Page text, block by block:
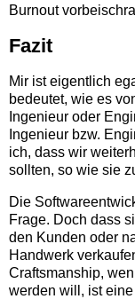
Burnout
Fazit
Mir ist eigentlich
bedeutet, wie es
Ingenieur oder
Ingenieur bzw.
ich, dass wir
sollten, so wie sie
Die
Frage. Doch dass
den Kunden oder
Handwerk
Craftsmanship,
werden will, ist